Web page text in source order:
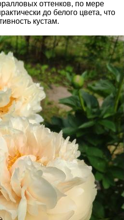
оттенков, по мере
до белого цвета, что
кустам.